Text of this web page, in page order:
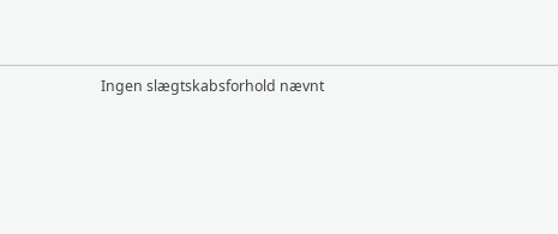
Ingen slægtskabsforhold nævnt